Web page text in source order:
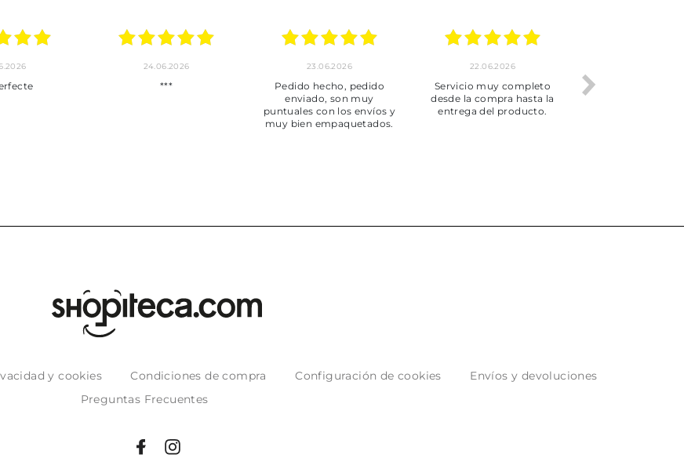
24.06.2026
***
23.06.2026
Pedido hecho, pedido
enviado, son muy
puntuales con los envíos y
muy bien empaquetados.
22.06.2026
Servicio muy completo
desde la compra hasta la
entrega del producto.
y cookies Condiciones de compra Configuración de cookies
Envíos y devoluciones
Preguntas Frecuentes